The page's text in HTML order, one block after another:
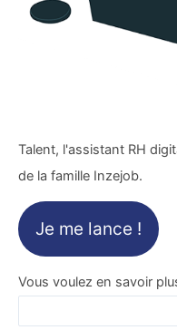
Talent, l'assistant RH
de la famille Inzejob.
Je me lance !
Vous voulez en savoir